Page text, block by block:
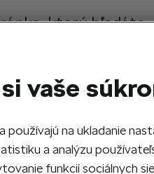
ktorú hľadáte,
vaše
používajú na ukladanie
a analýzu
funkcií sociálnych